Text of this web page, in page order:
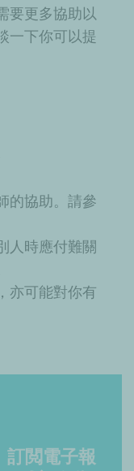
要更多協助以
一下你可以提
的協助。請參
人時應付難關
亦可能對你有
訂閲電子報